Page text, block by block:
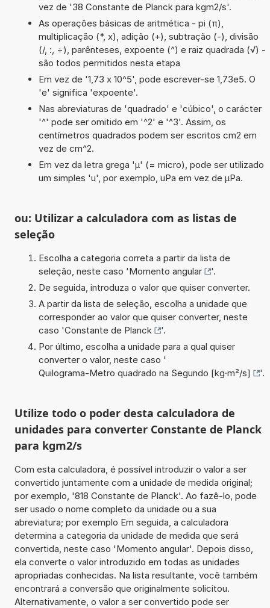
vez de '38 Constante de Planck para kgm2/s'.
As operações básicas de aritmética - pi (π),
multiplicação (*, x), adição (+), subtração (-), divisão
(/, :, ÷), parênteses, expoente (^) e raiz quadrada (√) -
são todos permitidos nesta etapa
Em vez de '1,73 x 10^5', pode escrever-se 1,73e5. O
'e' significa 'expoente'.
Nas abreviaturas de 'quadrado' e 'cúbico', o carácter
'^' pode ser omitido em '^2' e '^3'. Assim, os
centímetros quadrados podem ser escritos cm2 em
vez de cm^2.
Em vez da letra grega 'µ' (= micro), pode ser utilizado
um simples 'u', por exemplo, uPa em vez de µPa.
ou: Utilizar a calculadora com as listas de
seleção
Escolha a categoria correta a partir da lista de
seleção, neste caso 'Momento angular
'.
De seguida, introduza o valor que quiser converter.
A partir da lista de seleção, escolha a unidade que
corresponder ao valor que quiser converter, neste
caso 'Constante de Planck
'.
Por último, escolha a unidade para a qual quiser
converter o valor, neste caso '
Quilograma-Metro quadrado na Segundo [kg·m²/s]
'.
Utilize todo o poder desta calculadora de
unidades para converter Constante de Planck
para kgm2/s
Com esta calculadora, é possível introduzir o valor a ser
convertido juntamente com a unidade de medida original;
por exemplo, '818 Constante de Planck'. Ao fazê-lo, pode
ser usado o nome completo da unidade ou a sua
abreviatura; por exemplo Em seguida, a calculadora
determina a categoria da unidade de medida que será
convertida, neste caso 'Momento angular'. Depois disso,
ela converte o valor introduzido em todas as unidades
apropriadas conhecidas. Na lista resultante, você também
encontrará a conversão que originalmente solicitou.
Alternativamente, o valor a ser convertido pode ser